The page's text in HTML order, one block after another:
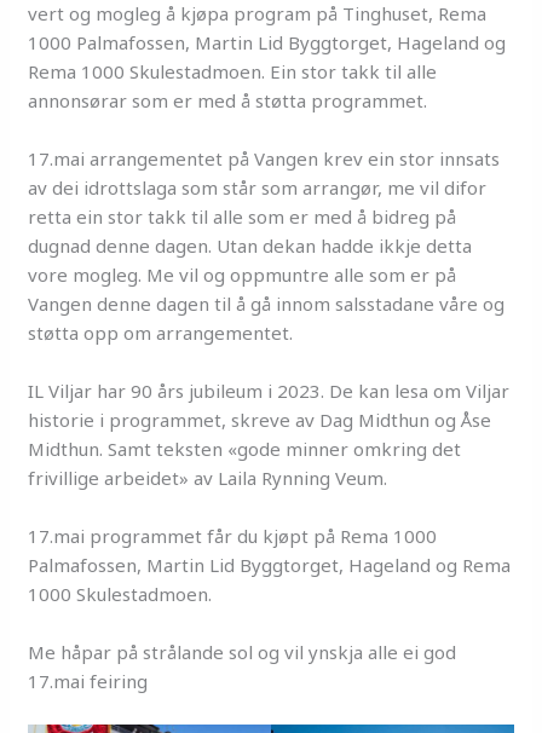
vert og mogleg å kjøpa program på Tinghuset, Rema
1000 Palmafossen, Martin Lid Byggtorget, Hageland og
Rema 1000 Skulestadmoen. Ein stor takk til alle
annonsørar som er med å støtta programmet.
17.mai arrangementet på Vangen krev ein stor innsats
av dei idrottslaga som står som arrangør, me vil difor
retta ein stor takk til alle som er med å bidreg på
dugnad denne dagen. Utan dekan hadde ikkje detta
vore mogleg. Me vil og oppmuntre alle som er på
Vangen denne dagen til å gå innom salsstadane våre og
støtta opp om arrangementet.
IL Viljar har 90 års jubileum i 2023. De kan lesa om Viljar
historie i programmet, skreve av Dag Midthun og Åse
Midthun. Samt teksten «gode minner omkring det
frivillige arbeidet» av Laila Rynning Veum.
17.mai programmet får du kjøpt på Rema 1000
Palmafossen, Martin Lid Byggtorget, Hageland og Rema
1000 Skulestadmoen.
Me håpar på strålande sol og vil ynskja alle ei god
17.mai feiring